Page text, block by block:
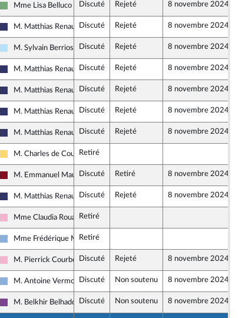
Écologiste et Social
Mme Lisa Belluco Discuté Rejeté 8 novembre 2024
Rassemblement National
M. Matthias RenaultDiscuté Rejeté 8 novembre 2024
Horizons & Indépendants
M. Sylvain Berrios Discuté Rejeté 8 novembre 2024
Rassemblement National
M. Matthias RenaultDiscuté Rejeté 8 novembre 2024
Rassemblement National
M. Matthias RenaultDiscuté Rejeté 8 novembre 2024
Rassemblement National
M. Matthias RenaultDiscuté Rejeté 8 novembre 2024
Rassemblement National
M. Matthias RenaultDiscuté Rejeté 8 novembre 2024
Libertés, Indépendants, Outre-mer et Territoires
M. Charles de CoursonRetiré
Gauche Démocrate et Républicaine
M. Emmanuel MaurelDiscuté Retiré 8 novembre 2024
Rassemblement National
M. Matthias RenaultDiscuté Rejeté 8 novembre 2024
Socialistes et apparentés
Mme Claudia RouauxRetiré
Droite Républicaine
Mme Frédérique Meunier
Retiré
Socialistes et apparentés
M. Pierrick CourbonDiscuté Rejeté 8 novembre 2024
Droite Républicaine
M. Antoine Vermorel-Marques
Discuté Non soutenu 8 novembre 2024
Ensemble pour la République
M. Belkhir BelhaddadDiscuté Non soutenu 8 novembre 2024